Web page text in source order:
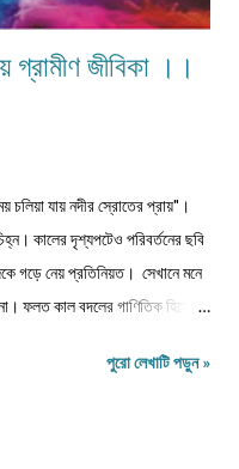
জীবিকা ।।
চলিয়া যায় নদীর স্রোতের প্রায়"।
কালের দৃশ্যপটেও পরিবর্তনের ছবি
গড়ে নেয় প্রতিনিয়ত। সেখানে মনে
ফলত কাল বদলের গাণিতিক হিসেবে
যা অত্যাবশ্যকীয় কাল তার বিকল্প রূপ
পুরো লেখাটি পড়ুন »